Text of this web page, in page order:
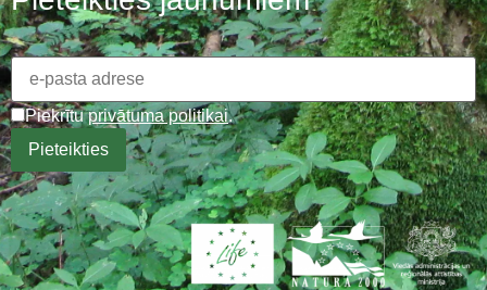
Piekrītuprivātuma politikai.